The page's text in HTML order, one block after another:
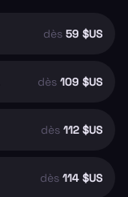
dès 59 $US
dès 109 $US
dès 112 $US
dès 114 $US